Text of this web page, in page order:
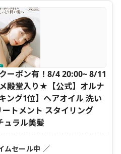
ーポン有！8/4 20:00~ 8/11
殿堂入り★【公式】オルナ
ング1位】ヘアオイル 洗い
トメント スタイリング
ュラル美髪
ムセール中 ／